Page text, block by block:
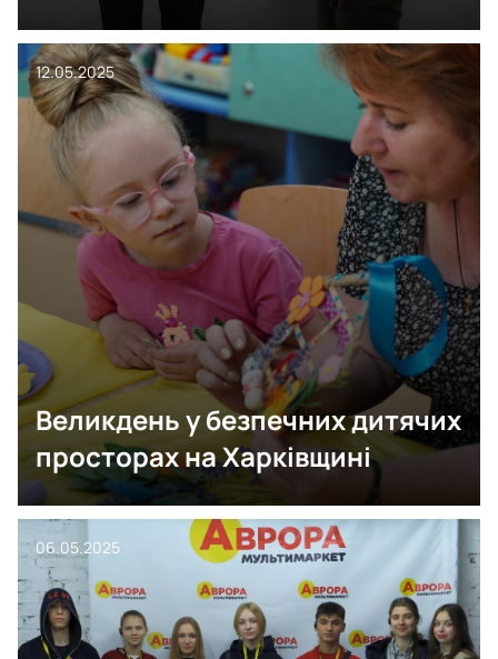
12.05.2025
Великдень у безпечних дитячих
просторах на Харківщині
06.05.2025